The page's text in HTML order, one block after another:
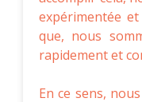
expérimentée
que, nous
rapidement et
En ce sens,